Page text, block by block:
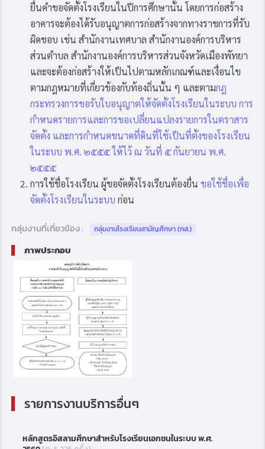
ยื่นคำขอจัดตั้งโรงเรียนในปีการศึกษานั้น โดยการก่อสร้าง
อาคารจะต้องได้รับอนุญาตการก่อสร้างจากทางราชการที่รับ
ผิดชอบ เช่น สำนักงานเทศบาล สำนักงานองค์การบริหาร
ส่วนตำบล สำนักงานองค์การบริหารส่วนจังหวัดเมืองพัทยา
และจะต้องก่อสร้างให้เป็นไปตามหลักเกณฑ์และเงื่อนไข
ตามกฎหมายที่เกี่ยวข้องกับท้องถิ่นนั้น ๆ และตามกฎ
กระทรวงการขอรับใบอนุญาตให้จัดตั้งโรงเรียนในระบบ การ
กำหนดรายการและการขอเปลี่ยนแปลงรายการในตราสาร
จัดตั้ง และการกำหนดขนาดที่ดินที่ใช้เป็นที่ตั้งของโรงเรียน
ในระบบ พ.ศ. ๒๕๕๕ ให้ไว้ ณ วันที่ ๕ กันยายน พ.ศ.
๒๕๕๕
การใช้ชื่อโรงเรียน ผู้ขอจัดตั้งโรงเรียนต้องยื่น ขอใช้ชื่อเพื่อ
จัดตั้งโรงเรียนในระบบ ก่อน
กลุ่มงานที่เกี่ยวข้อง : กลุ่มงานโรงเรียนสามัญศึกษา (กส.)
ภาพประกอบ
รายการงานบริการอื่นๆ
หลักสูตรอิสลามศึกษาสำหรับโรงเรียนเอกชนในระบบ พ.ศ.